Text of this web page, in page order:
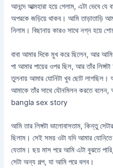
আনন্দে আত্মহারা হয়ে গেলাম, এটা ভেবে
অপরকে জড়িয়ে থাকব। আমি তাড়াতাড়ি
নিলাম। বিছানায় কারও সাথে নগ্ন হয়ে
বাবা আমার দিকে মুখ করে ছিলেন, আর
পা আমার পায়ের ওপর ছিল, আর তাঁর লিঙ্গটা
তুলনায় আমার যোনিটা খুব ছোট লাগছিল।
আমাকে তাঁর সাথে যৌনমিলন করতে
bangla sex story
আমি তার লিঙ্গটা ভালোবাসতাম, কিন্তু
ছিলাম। সেই সময় ওটা যদি আমার
যেতাম। ছয় মাস পরে আমি এটা বুঝতে
সেটা অন্য গল্প, যা আমি পরে বলব।